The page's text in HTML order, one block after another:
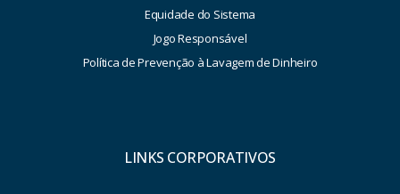
Equidade do Sistema
Jogo Responsável
Política de Prevenção à Lavagem de Dinheiro
LINKS CORPORATIVOS